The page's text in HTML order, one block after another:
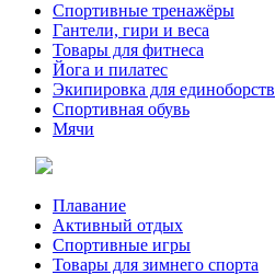
Спортивные тренажёры
Гантели, гири и веса
Товары для фитнеса
Йога и пилатес
Экипировка для единоборств
Спортивная обувь
Мячи
Плавание
Активный отдых
Спортивные игры
Товары для зимнего спорта